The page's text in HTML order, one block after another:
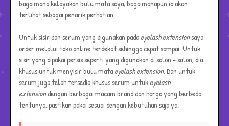
bagaimana kelayakan bulu mata saya, bagaimanapun ia akan
terlihat sebagai penarik perhatian.
Untuk sisir dan serum yang digunakan padaeyelash extensionsaya
order melalui toko online terdekat sehingga cepat sampai. Untuk
sisir yang dipakai persis seperti yang digunakan di salon - salon, dia
khusus untuk menyisir bulu mataeyelash extension. Dan untuk
serum juga telah tersedia khusus serum untukeyelash
extensiondengan berbagai macam brand dan harga yang berbeda
tentunya, pastikan pakai sesuai dengan kebutuhan saja ya.